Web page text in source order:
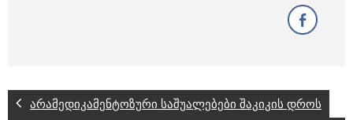
არამედიკამენტოზური საშუალებები შაკიკის დროს